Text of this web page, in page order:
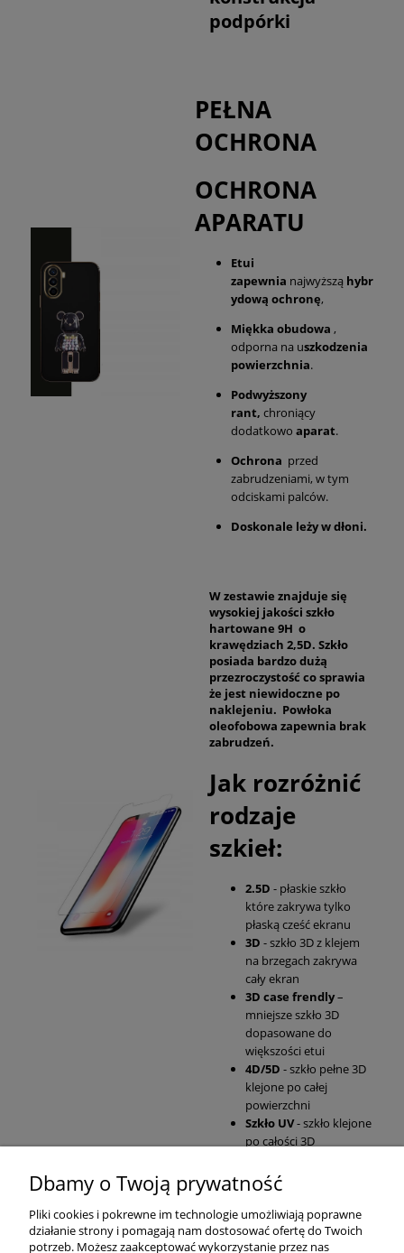
podpórki
PEŁNA
OCHRONA
OCHRONA
APARATU
Etui
zapewnia najwyższą hybr
ydową ochronę,
Miękka obudowa ,
odporna na uszkodzenia
powierzchnia.
Podwyższony
rant, chroniący
dodatkowo aparat.
Ochrona przed
zabrudzeniami, w tym
odciskami palców.
Doskonale leży w dłoni.
W zestawie znajduje się
wysokiej jakości szkło
hartowane 9H o
krawędziach 2,5D. Szkło
posiada bardzo dużą
przezroczystość co sprawia
że jest niewidoczne po
naklejeniu. Powłoka
oleofobowa zapewnia brak
zabrudzeń.
Jak rozróżnić
rodzaje
szkieł:
2.5D - płaskie szkło
które zakrywa tylko
płaską cześć ekranu
3D - szkło 3D z klejem
na brzegach zakrywa
cały ekran
3D case frendly–
mniejsze szkło 3D
dopasowane do
większości etui
4D/5D - szkło pełne 3D
klejone po całej
powierzchni
Szkło UV- szkło klejone
po całości 3D
Pomoc
Moje konto
Dbamy o Twoją prywatność
Pliki cookies i pokrewne im technologie umożliwiają poprawne
działanie strony i pomagają nam dostosować ofertę do Twoich
potrzeb. Możesz zaakceptować wykorzystanie przez nas